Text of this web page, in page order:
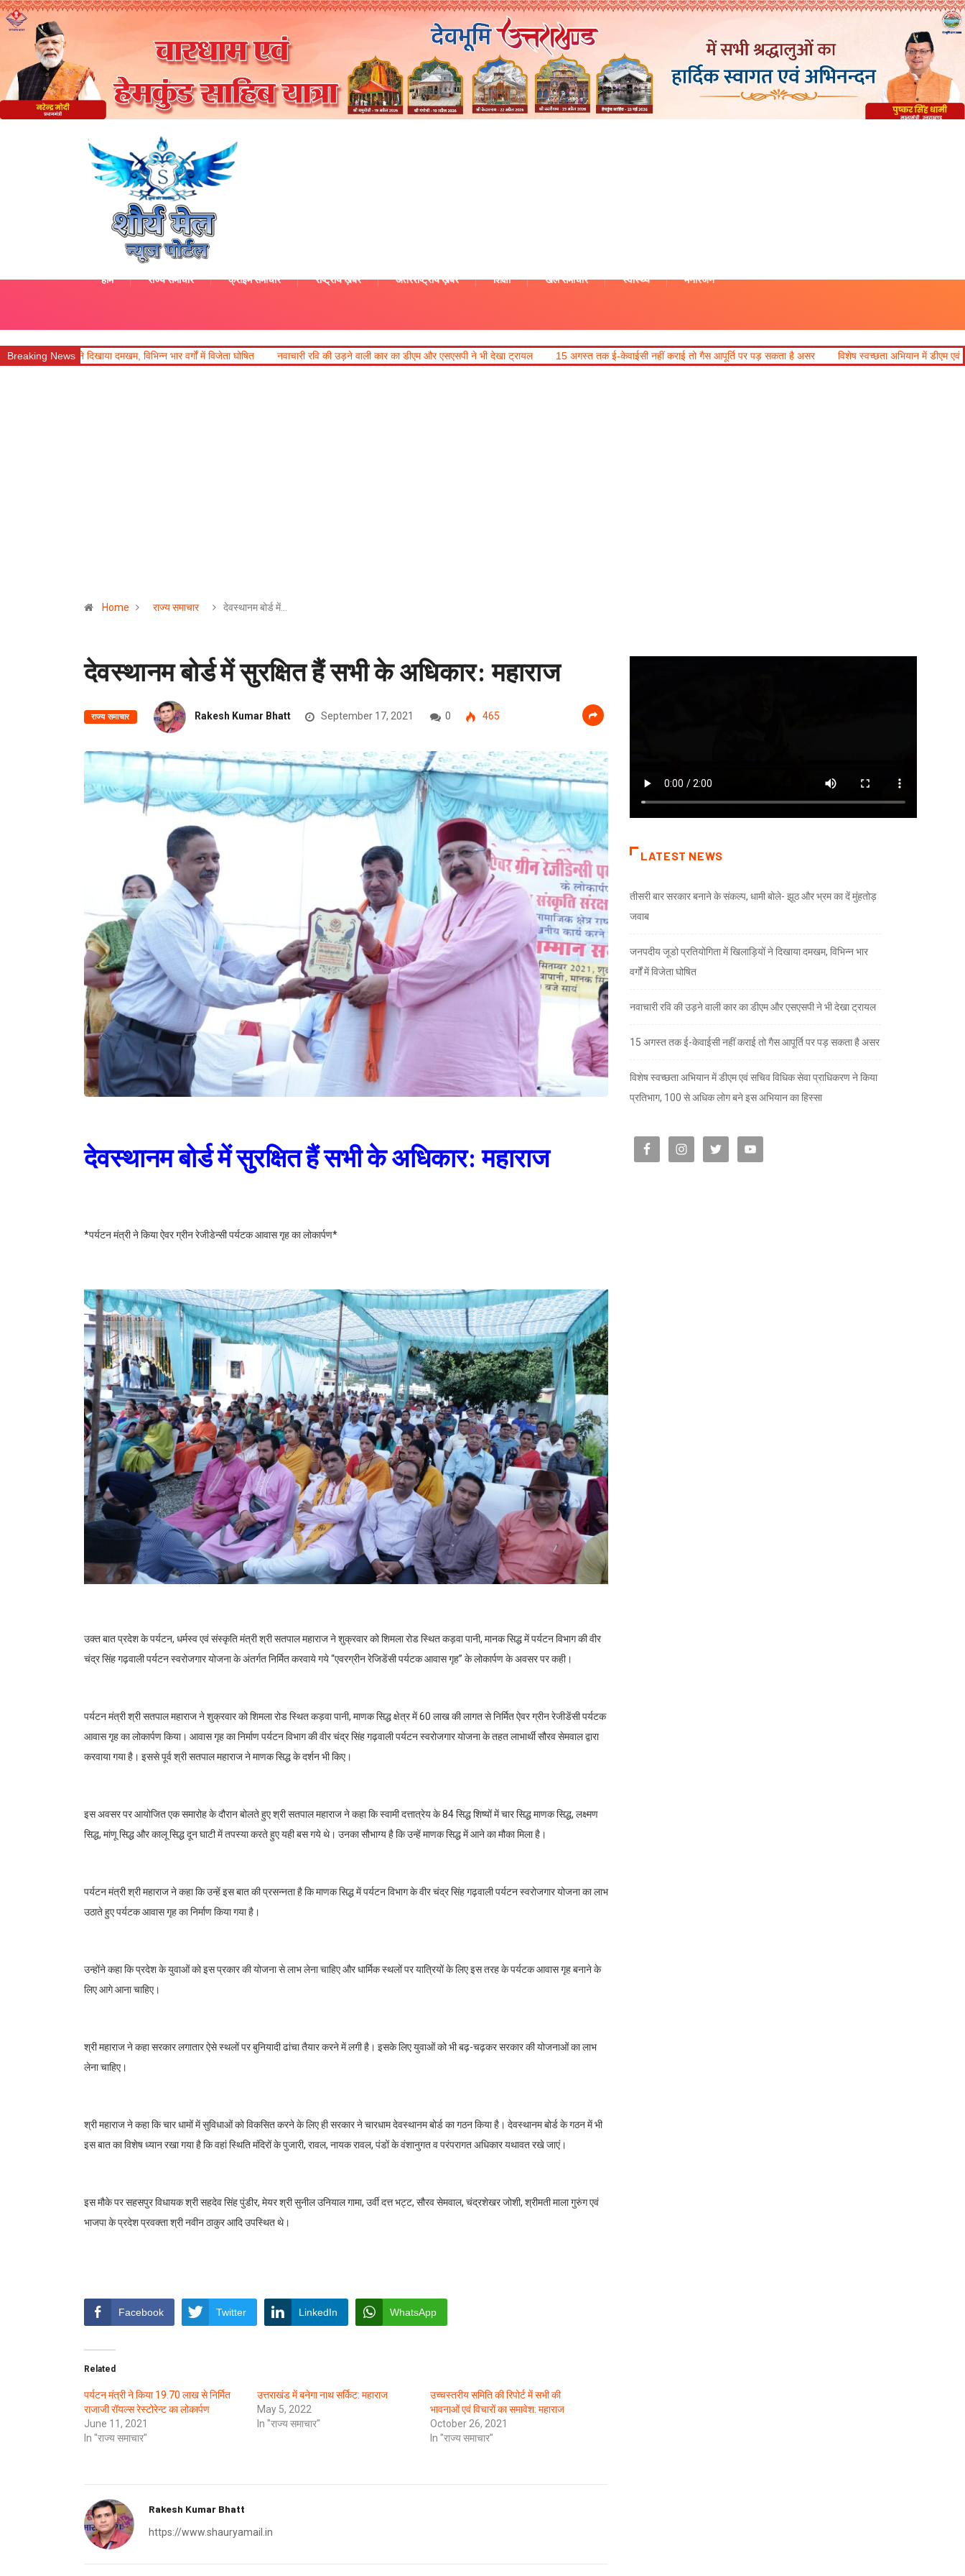
होम राज्य समाचार क्राइम समाचार राष्ट्रीय ख़बरें अंतरराष्ट्रीय ख़बरें शिक्षा खेल समाचार स्वास्थ्य मनोरंजन
Breaking News
विभिन्न भार वर्गों में विजेता घोषित नवाचारी रवि की उड़ने वाली कार का डीएम और एसएसपी ने भी देखा ट्रायल 15 अगस्त तक ई-केवाईसी नहीं कराई तो गैस आपूर्ति पर पड़ सकता है असर विशेष स्वच्छता अभियान में डीएम एवं सचिव विधिक सेवा प्राधिकरण
Home राज्य समाचार देवस्थानम बोर्ड में…
देवस्थानम बोर्ड में सुरक्षित हैं सभी के अधिकार: महाराज
राज्य समाचार Rakesh Kumar Bhatt September 17, 2021 0 465
देवस्थानम बोर्ड में सुरक्षित हैं सभी के अधिकार: महाराज
*पर्यटन मंत्री ने किया ऐवर ग्रीन रेजीडेन्सी पर्यटक आवास गृह का लोकार्पण*
उक्त बात प्रदेश के पर्यटन, धर्मस्व एवं संस्कृति मंत्री श्री सतपाल महाराज ने शुक्रवार को शिमला रोड स्थित कड़वा पानी, मानक सिद्ध में पर्यटन विभाग की वीर
चंद्र सिंह गढ़वाली पर्यटन स्वरोजगार योजना के अंतर्गत निर्मित करवाये गये “एवरग्रीन रेजिडेंसी पर्यटक आवास गृह” के लोकार्पण के अवसर पर कही।
पर्यटन मंत्री श्री सतपाल महाराज ने शुक्रवार को शिमला रोड स्थित कड़वा पानी, माणक सिद्ध क्षेत्र में 60 लाख की लागत से निर्मित ऐवर ग्रीन रेजीडेंसी पर्यटक
आवास गृह का लोकार्पण किया। आवास गृह का निर्माण पर्यटन विभाग की वीर चंद्र सिंह गढ़वाली पर्यटन स्वरोजगार योजना के तहत लाभार्थी सौरव सेमवाल द्वारा
करवाया गया है। इससे पूर्व श्री सतपाल महाराज ने माणक सिद्ध के दर्शन भी किए।
इस अवसर पर आयोजित एक समारोह के दौरान बोलते हुए श्री सतपाल महाराज ने कहा कि स्वामी दत्तात्रेय के 84 सिद्ध शिष्यों में चार सिद्ध माणक सिद्ध, लक्ष्मण
सिद्ध, मांणू सिद्ध और कालू सिद्ध दून घाटी में तपस्या करते हुए यही बस गये थे। उनका सौभाग्य है कि उन्हें माणक सिद्ध में आने का मौका मिला है।
पर्यटन मंत्री श्री महाराज ने कहा कि उन्हें इस बात की प्रसन्नता है कि माणक सिद्ध में पर्यटन विभाग के वीर चंद्र सिंह गढ़वाली पर्यटन स्वरोजगार योजना का लाभ
उठाते हुए पर्यटक आवास गृह का निर्माण किया गया है।
उन्होंने कहा कि प्रदेश के युवाओं को इस प्रकार की योजना से लाभ लेना चाहिए और धार्मिक स्थलों पर यात्रियों के लिए इस तरह के पर्यटक आवास गृह बनाने के
लिए आगे आना चाहिए।
श्री महाराज ने कहा सरकार लगातार ऐसे स्थलों पर बुनियादी ढांचा तैयार करने में लगी है। इसके लिए युवाओं को भी बढ़-चढ़कर सरकार की योजनाओं का लाभ
लेना चाहिए।
श्री महाराज ने कहा कि चार धामों में सुविधाओं को विकसित करने के लिए ही सरकार ने चारधाम देवस्थानम बोर्ड का गठन किया है। देवस्थानम बोर्ड के गठन में भी
इस बात का विशेष ध्यान रखा गया है कि वहां स्थिति मंदिरों के पुजारी, रावल, नायक रावल, पंडों के वंशानुगत व परंपरागत अधिकार यथावत रखे जाएं।
इस मौके पर सहसपुर विधायक श्री सहदेव सिंह पुंडीर, मेयर श्री सुनील उनियाल गामा, उर्वी दत्त भट्ट, सौरव सेमवाल, चंद्रशेखर जोशी, श्रीमती माला गुरुंग एवं
भाजपा के प्रदेश प्रवक्ता श्री नवीन ठाकुर आदि उपस्थित थे।
Facebook Twitter LinkedIn WhatsApp
Related
पर्यटन मंत्री ने किया 19.70 लाख से निर्मित
राजाजी रॉयल्स रेस्टोरेन्ट का लोकार्पण
June 11, 2021
In "राज्य समाचार"
उत्तराखंड में बनेगा नाथ सर्किट: महाराज
May 5, 2022
In "राज्य समाचार"
उच्चस्तरीय समिति की रिपोर्ट में सभी की
भावनाओं एवं विचारों का समावेश: महाराज
October 26, 2021
In "राज्य समाचार"
Rakesh Kumar Bhatt
https://www.shauryamail.in
LATEST NEWS
तीसरी बार सरकार बनाने के संकल्प, धामी बोले- झूठ और भ्रम का दें मुंहतोड़
जवाब
जनपदीय जूडो प्रतियोगिता में खिलाड़ियों ने दिखाया दमखम, विभिन्न भार
वर्गों में विजेता घोषित
नवाचारी रवि की उड़ने वाली कार का डीएम और एसएसपी ने भी देखा ट्रायल
15 अगस्त तक ई-केवाईसी नहीं कराई तो गैस आपूर्ति पर पड़ सकता है असर
विशेष स्वच्छता अभियान में डीएम एवं सचिव विधिक सेवा प्राधिकरण ने किया
प्रतिभाग, 100 से अधिक लोग बने इस अभियान का हिस्सा